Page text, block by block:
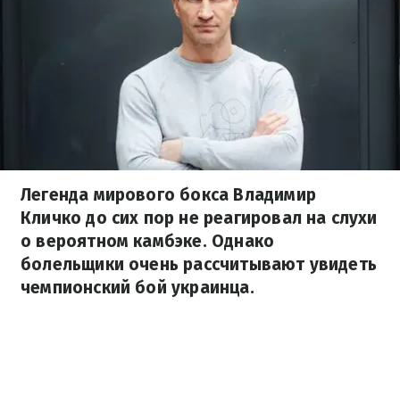
Легенда мирового бокса Владимир
Кличко до сих пор не реагировал на слухи
о вероятном камбэке. Однако
болельщики очень рассчитывают увидеть
чемпионский бой украинца.